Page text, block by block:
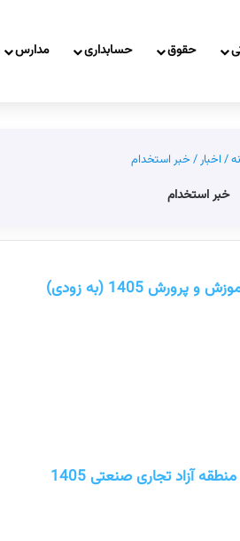
حقوق حسابداری مدارس
/ اخبار/ خبر استخدام
خبر استخدام
1405 (به زودی)
آزاد تجاری صنعتی 1405